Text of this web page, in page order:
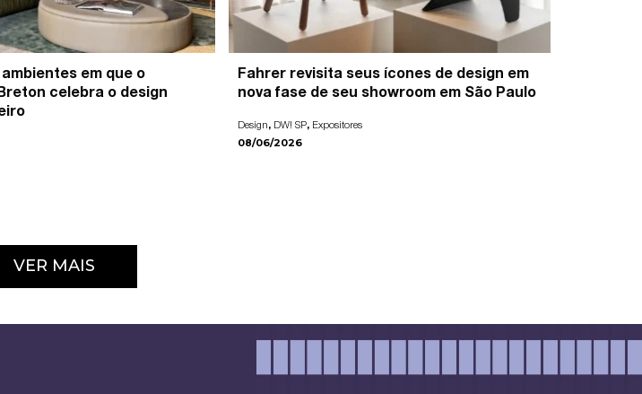
em que o
celebra o design
Fahrer revisita seus ícones de design em
nova fase de seu showroom em São Paulo
Design, DW! SP, Expositores
08/06/2026
VER MAIS